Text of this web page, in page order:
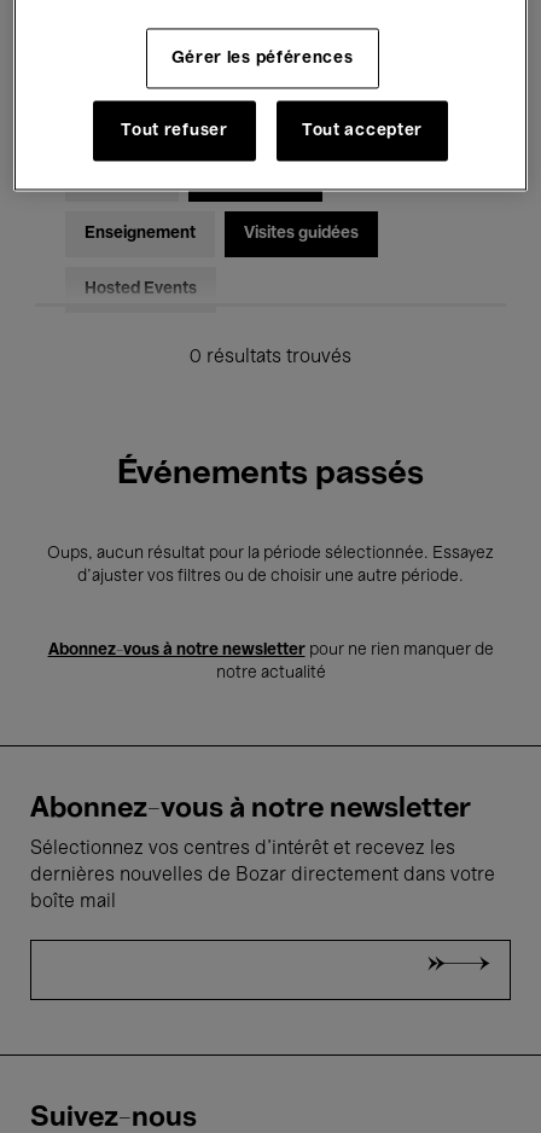
Musique classique Global Music
Enseignement Visites guidées
Hosted Events
0 résultats trouvés
Événements passés
Oups, aucun résultat pour la période sélectionnée. Essayez
d’ajuster vos filtres ou de choisir une autre période.
Abonnez-vous à notre newsletterpour ne rien manquer de
notre actualité
Abonnez-vous à notre newsletter
Sélectionnez vos centres d'intérêt et recevez les
dernières nouvelles de Bozar directement dans votre
boîte mail
Suivez-nous
Gérer les péférences
Tout refuser Tout accepter